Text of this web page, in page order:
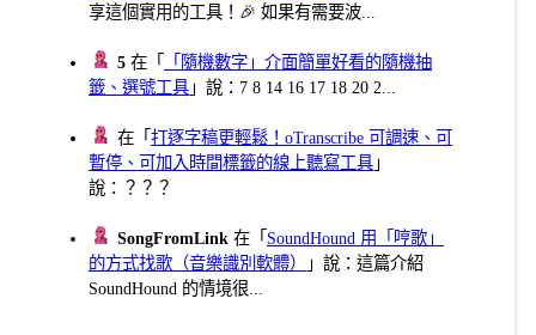
享這個實用的工具！🎉 如果有需要波...
5 在「
「隨機數字」介面簡單好看的隨機抽
籤、選號工具 」說：7 8 14 16 17 18 20 2...
在「打逐字稿更輕鬆！oTranscribe 可調速、可
暫停、可加入時間標籤的線上聽寫工具 」
說：？？？
SongFromLink 在「 SoundHound 用「哼歌」
的方式找歌（音樂識別軟體）
」說：這篇介紹
SoundHound 的情境很...